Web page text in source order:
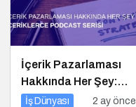
İçerik Pazarlaması
Hakkında Her Şey:
İçeriklerce Podcast
İş Dünyası 2 ay önce